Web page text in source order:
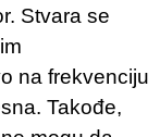
Stvara se
na frekvenciju
Takođe,